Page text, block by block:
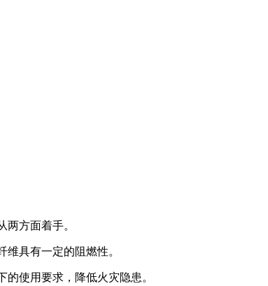
方面着手。
具有一定的阻燃性。
使用要求，降低火灾隐患。